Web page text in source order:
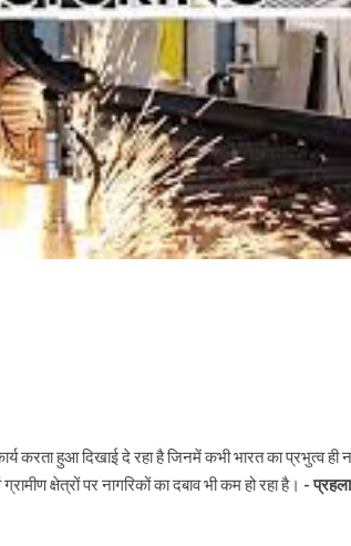
करता हुआ दिखाई दे रहा है जिनमें कभी भारत का प्रभुत्व ही
क्षेत्रों पर नागरिकों का दबाव भी कम हो रहा है। -